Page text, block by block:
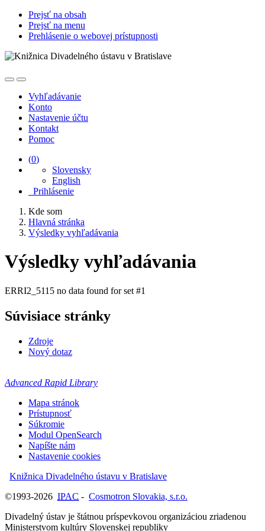
Prejsť na obsah
Prejsť na menu
Prehlásenie o webovej prístupnosti
Vyhľadávanie
Konto
Nastavenie účtu
Kontakt
Pomoc
(0)
Slovensky
English
Prihlásenie
Kde som
Hlavná stránka
Výsledky vyhľadávania
Výsledky vyhľadávania
ERRI2_5115 no data found for set #1
Súvisiace stránky
Zdroje
Nový dotaz
Advanced Rapid Library
Mapa stránok
Prístupnosť
Súkromie
Modul OpenSearch
Napíšte nám
Nastavenie cookies
Knižnica Divadelného ústavu v Bratislave
©1993-2026 IPAC - Cosmotron Slovakia, s.r.o.
Divadelný ústav je štátnou príspevkovou organizáciou zriadenou
Ministerstvom kultúry Slovenskej republiky